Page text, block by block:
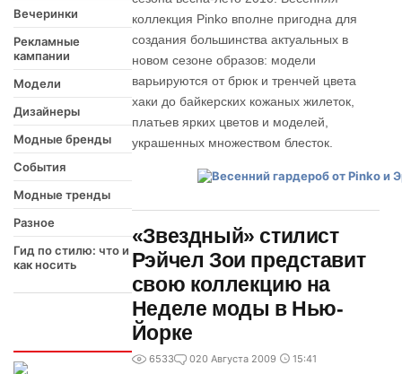
Вечеринки
Рекламные
кампании
Модели
Дизайнеры
Модные бренды
События
Модные тренды
Разное
Гид по стилю: что и
как носить
коллекция Pinko вполне пригодна для
создания большинства актуальных в
новом сезоне образов: модели
варьируются от брюк и тренчей цвета
хаки до байкерских кожаных жилеток,
платьев ярких цветов и моделей,
украшенных множеством блесток.
«Звездный» стилист
Рэйчел Зои представит
свою коллекцию на
Неделе моды в Нью-
Йорке
6533 020 Августа 2009 15:41